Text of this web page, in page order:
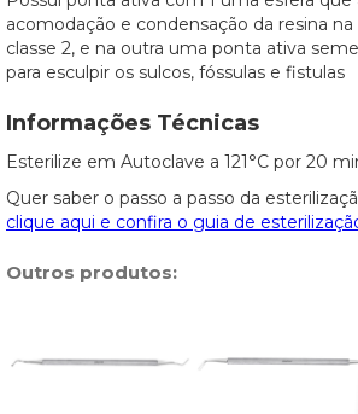
acomodação e condensação da resina na
classe 2, e na outra uma ponta ativa
para esculpir os sulcos, fóssulas e fistulas
Informações Técnicas
Esterilize em Autoclave a 121°C por 20
Quer saber o passo a passo da
clique aqui e confira o guia de
Outros produtos: